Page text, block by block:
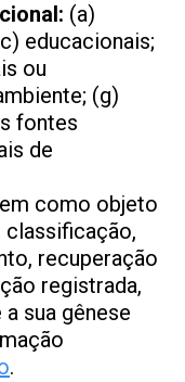
(a)
educacionais;
ou
(g)
fontes
de
como objeto
classificação,
recuperação
registrada,
a sua gênese
.